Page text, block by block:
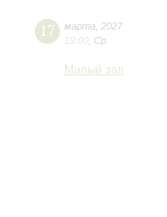
17 марта
2027
19:00 Ср
Малый зал